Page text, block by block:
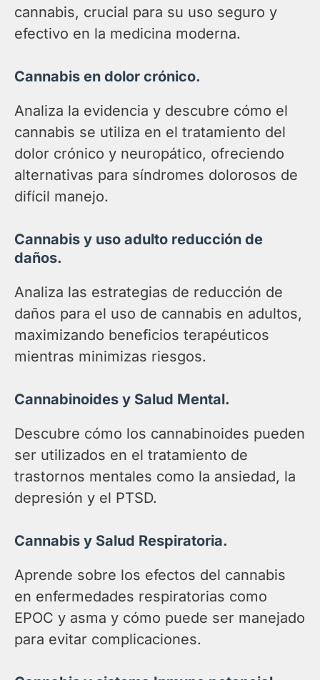
cannabis, crucial para su uso seguro y
efectivo en la medicina moderna.
Cannabis en dolor crónico.
Analiza la evidencia y descubre cómo el
cannabis se utiliza en el tratamiento del
dolor crónico y neuropático, ofreciendo
alternativas para síndromes dolorosos de
difícil manejo.
Cannabis y uso adulto reducción de
daños.
Analiza las estrategias de reducción de
daños para el uso de cannabis en adultos,
maximizando beneficios terapéuticos
mientras minimizas riesgos.
Cannabinoides y Salud Mental.
Descubre cómo los cannabinoides pueden
ser utilizados en el tratamiento de
trastornos mentales como la ansiedad, la
depresión y el PTSD.
Cannabis y Salud Respiratoria.
Aprende sobre los efectos del cannabis
en enfermedades respiratorias como
EPOC y asma y cómo puede ser manejado
para evitar complicaciones.